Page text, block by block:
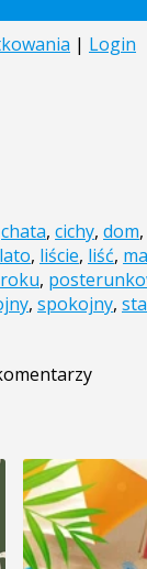
chata, cichy, dom,
lato, liście, liść,
,
, spokojny,